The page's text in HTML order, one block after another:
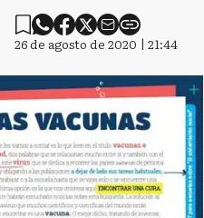
26 de agosto de 2020 | 21:44